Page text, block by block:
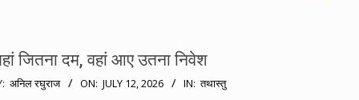
जितना दम, वहां आए उतना निवेश
अनिल रघुराज ON: JULY 12, 2026 IN: तथास्तु